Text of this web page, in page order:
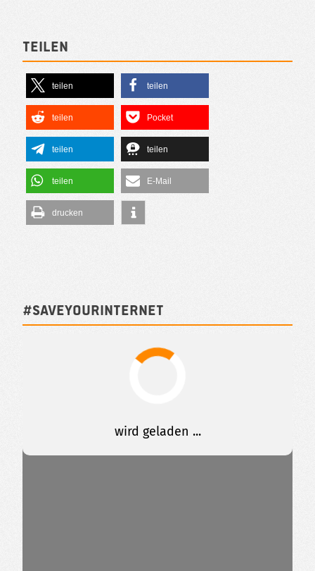
Teilen
teilen teilen
teilen Pocket
teilen teilen
teilen E-Mail
drucken
#SAVEYOURINTERNET